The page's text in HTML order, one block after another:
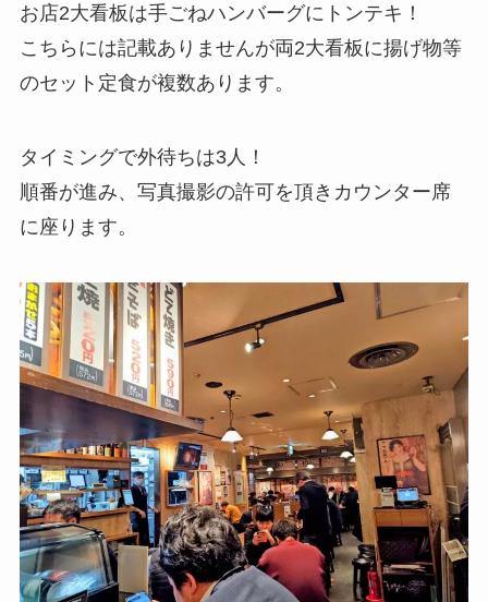
お店2大看板は手ごねハンバーグにトンテキ！
こちらには記載ありませんが両2大看板に揚げ物等
のセット定食が複数あります。
タイミングで外待ちは3人！
順番が進み、写真撮影の許可を頂きカウンター席
に座ります。